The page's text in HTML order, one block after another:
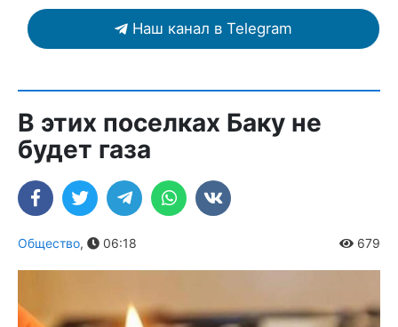
Наш канал в Telegram
В этих поселках Баку не
будет газа
Общество, 06:18 679